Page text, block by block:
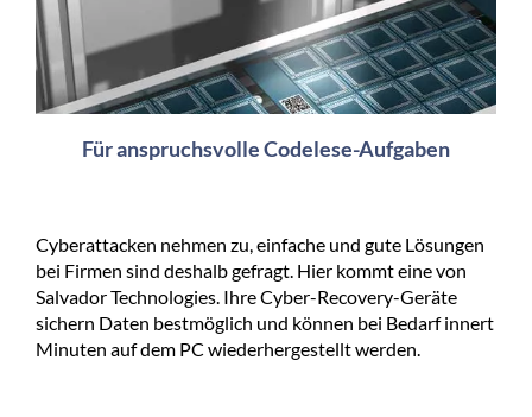
Für anspruchsvolle Codelese-Aufgaben
Cyberattacken nehmen zu, einfache und gute Lösungen
bei Firmen sind deshalb gefragt. Hier kommt eine von
Salvador Technologies. Ihre Cyber-Recovery-Geräte
sichern Daten bestmöglich und können bei Bedarf innert
Minuten auf dem PC wiederhergestellt werden.